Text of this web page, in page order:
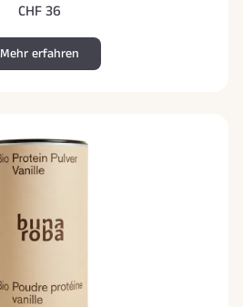
CHF 36
Mehr erfahren